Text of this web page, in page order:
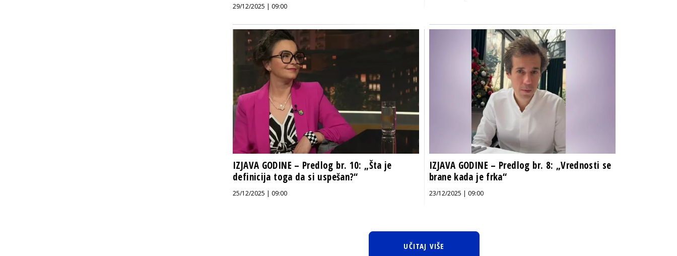
29/12/2025 | 09:00
IZJAVA GODINE – Predlog br. 10: „Šta je
definicija toga da si uspešan?“
25/12/2025 | 09:00
IZJAVA GODINE – Predlog br. 8: „Vrednosti se
brane kada je frka“
23/12/2025 | 09:00
UČITAJ VIŠE